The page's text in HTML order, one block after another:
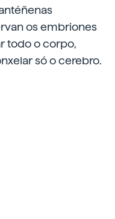
os embriones
todo o corpo,
só o cerebro.